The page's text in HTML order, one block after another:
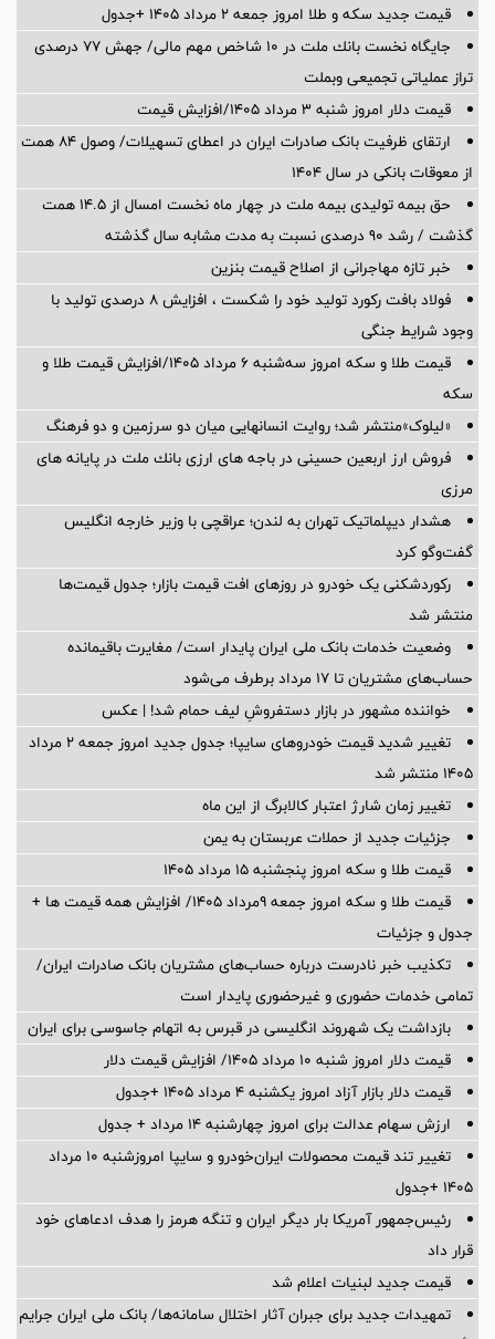
قیمت جدید سکه و طلا امروز جمعه ۲ مرداد ۱۴۰۵ +جدول
جایگاه نخست بانك ملت در 10 شاخص مهم مالی/ جهش 77 درصدی
تراز عملیاتی تجمیعی وبملت
قیمت دلار امروز شنبه ۳ مرداد ۱۴۰۵/افزایش قیمت
ارتقای ظرفیت بانک صادرات ایران در اعطای تسهیلات/ وصول ۸۴ همت
از معوقات بانکی در سال ۱۴۰۴
حق بیمه تولیدی بیمه ملت در چهار ماه نخست امسال از 14.5 همت
گذشت / رشد 90 درصدی نسبت به مدت مشابه سال گذشته
خبر تازه مهاجرانی از اصلاح قیمت بنزین
فولاد بافت رکورد تولید خود را شکست ، افزایش 8 درصدی تولید با
وجود شرایط جنگی
قیمت طلا و سکه امروز سه‌شنبه ۶ مرداد ۱۴۰۵/افزایش قیمت طلا و
سکه
«لیلوک»منتشر شد؛ روایت انسانهایی میان دو سرزمین و دو فرهنگ
فروش ارز اربعین حسینی در باجه های ارزی بانك ملت در پایانه های
مرزی
هشدار دیپلماتیک تهران به لندن؛ عراقچی با وزیر خارجه انگلیس
گفت‌وگو کرد
رکوردشکنی یک خودرو در روزهای افت قیمت بازار؛ جدول قیمت‌ها
منتشر شد
وضعیت خدمات بانک ملی ایران پایدار است/ مغایرت‌ باقیمانده
حساب‌های مشتریان تا ۱۷ مرداد برطرف می‌شود
خواننده مشهور در بازار دستفروشِ لیف حمام شد! | عکس
تغییر شدید قیمت خودروهای سایپا؛ جدول جدید امروز جمعه ۲ مرداد
۱۴۰۵ منتشر شد
تغییر زمان شارژ اعتبار کالابرگ از این ماه
جزئیات جدید از حملات عربستان به یمن
قیمت طلا و سکه امروز پنجشنبه ۱۵ مرداد ۱۴۰۵
قیمت طلا و سکه امروز جمعه ۹مرداد ۱۴۰۵/ افزایش همه قیمت ها +
جدول و جزئیات
تکذیب خبر نادرست درباره حساب‌های مشتریان بانک صادرات ایران/
تمامی خدمات حضوری و غیرحضوری پایدار است
بازداشت یک شهروند انگلیسی در قبرس به اتهام جاسوسی برای ایران
قیمت دلار امروز شنبه ۱۰ مرداد ۱۴۰۵/ افزایش قیمت دلار
قیمت دلار بازار آزاد امروز یکشنبه ۴ مرداد ۱۴۰۵ +جدول
ارزش سهام عدالت برای امروز چهارشنبه ۱۴ مرداد + جدول
تغییر تند قیمت محصولات ایران‌خودرو و سایپا امروزشنبه ۱۰ مرداد
۱۴۰۵ +جدول
رئیس‌جمهور آمریکا بار دیگر ایران و تنگه هرمز را هدف ادعاهای خود
قرار داد
قیمت جدید لبنیات اعلام شد
تمهیدات جدید برای جبران آثار اختلال سامانه‌ها/ بانک ملی ایران جرایم